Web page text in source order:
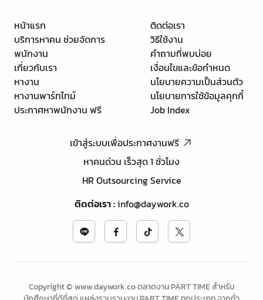
หน้าแรก
บริการหาคน ช่วยจัดการ
พนักงาน
เกี่ยวกับเรา
หางาน
หางานพาร์ทไทม์
ประกาศหาพนักงาน ฟรี
ติดต่อเรา
วิธีใช้งาน
คำถามที่พบบ่อย
เงื่อนไขและข้อกำหนด
นโยบายความเป็นส่วนตัว
นโยบายการใช้ข้อมูลคุกกี้
Job Index
เข้าสู่ระบบเพื่อประกาศงานฟรี
หาคนด่วน เร็วสุด 1 ชั่วโมง
HR Outsourcing Service
ติดต่อเรา:info@daywork.co
Copyright © www.daywork.co ตลาดงาน PART TIME สำหรับ